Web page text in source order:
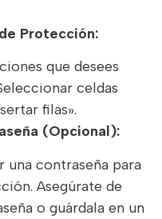
Protección:
que desees
celdas
filas».
(Opcional):
una contraseña para
Asegúrate de
o guárdala en un